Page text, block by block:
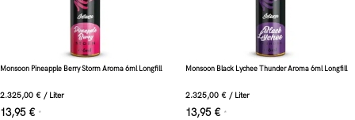
Monsoon Pineapple Berry Storm Aroma 6ml Longfill
2.325,00 € / Liter
13,95 € *
Monsoon Black Lychee Thunder Aroma 6ml Longfill
2.325,00 € / Liter
13,95 € *